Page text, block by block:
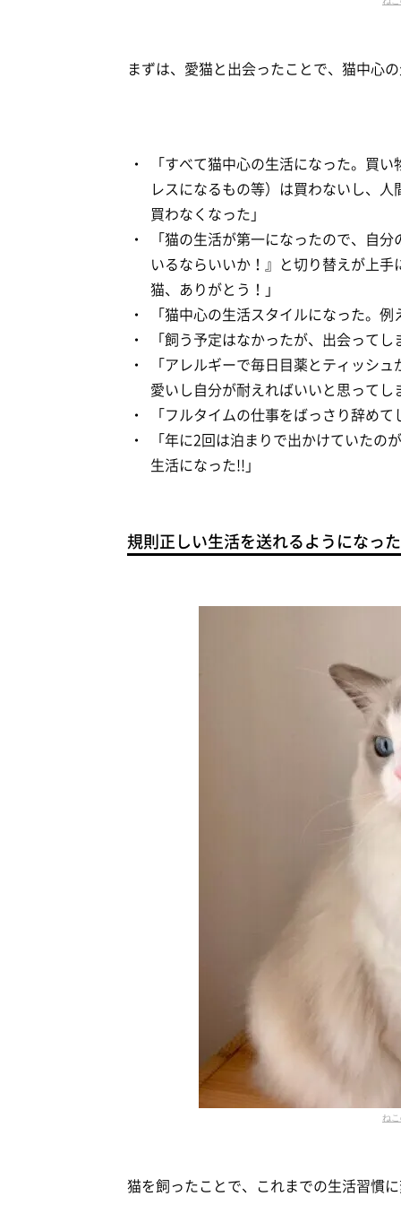
まずは、愛猫と出会ったことで、猫中心
「すべて猫中心の生活になった。買
レスになるもの等）は買わないし、
買わなくなった」
「猫の生活が第一になったので、自
いるならいいか！』と切り替えが上
猫、ありがとう！」
「猫中心の生活スタイルになった。
「飼う予定はなかったが、出会って
「アレルギーで毎日目薬とティッシ
愛いし自分が耐えればいいと思ってし
「フルタイムの仕事をばっさり辞め
「年に2回は泊まりで出かけていた
生活になった!!」
規則正しい生活を送れるようになった
ね
猫を飼ったことで、これまでの生活習慣